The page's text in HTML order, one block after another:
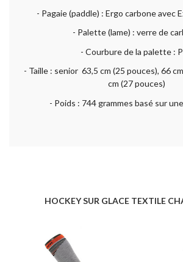
- Pagaie (paddle) : Ergo carbone avec
- Palette (lame) : verre de
- Courbure de la palette :
- Taille : senior 63,5 cm (25 pouces), 66
cm (27 pouces)
- Poids : 744 grammes basé sur
HOCKEY SUR GLACE TEXTILE